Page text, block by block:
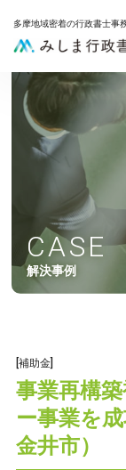
多摩地域密着の行政書士事
CASE
解決事例
[補助金]
事業再構
ー事業を
金井市）
トップページ
事務所案内
代表プロフィ
サービス一覧
解決事例
お知らせ
お問合せ
サービスメニュ
補助金申請
遺言書作成
後見手続き
プライバシーポ